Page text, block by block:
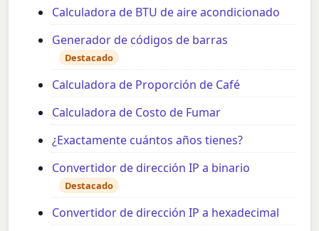
Calculadora de BTU de aire acondicionado
Generador de códigos de barras
Destacado
Calculadora de Proporción de Café
Calculadora de Costo de Fumar
¿Exactamente cuántos años tienes?
Convertidor de dirección IP a binario
Destacado
Convertidor de dirección IP a hexadecimal